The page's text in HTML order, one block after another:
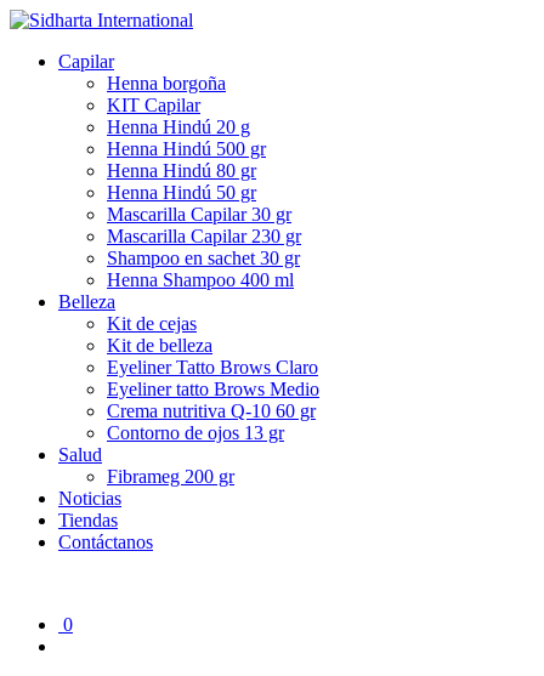
Capilar
Henna borgoña
KIT Capilar
Henna Hindú 20 g
Henna Hindú 500 gr
Henna Hindú 80 gr
Henna Hindú 50 gr
Mascarilla Capilar 30 gr
Mascarilla Capilar 230 gr
Shampoo en sachet 30 gr
Henna Shampoo 400 ml
Belleza
Kit de cejas
Kit de belleza
Eyeliner Tatto Brows Claro
Eyeliner tatto Brows Medio
Crema nutritiva Q-10 60 gr
Contorno de ojos 13 gr
Salud
Fibrameg 200 gr
Noticias
Tiendas
Contáctanos
0